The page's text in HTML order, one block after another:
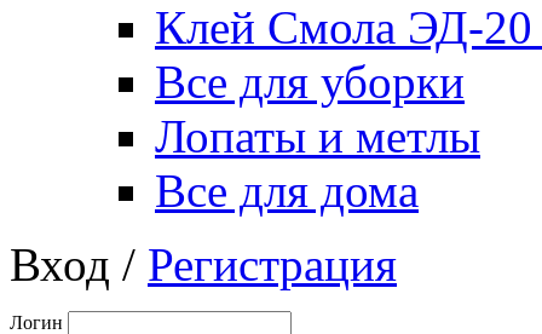
Клей Смола ЭД-20
Все для уборки
Лопаты и метлы
Все для дома
Вход / Регистрация
Логин